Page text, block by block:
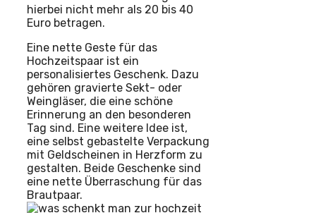
hierbei nicht mehr als 20 bis 40
Euro betragen.
Eine nette Geste für das
Hochzeitspaar ist ein
personalisiertes Geschenk. Dazu
gehören gravierte Sekt- oder
Weingläser, die eine schöne
Erinnerung an den besonderen
Tag sind. Eine weitere Idee ist,
eine selbst gebastelte Verpackung
mit Geldscheinen in Herzform zu
gestalten. Beide Geschenke sind
eine nette Überraschung für das
Brautpaar.